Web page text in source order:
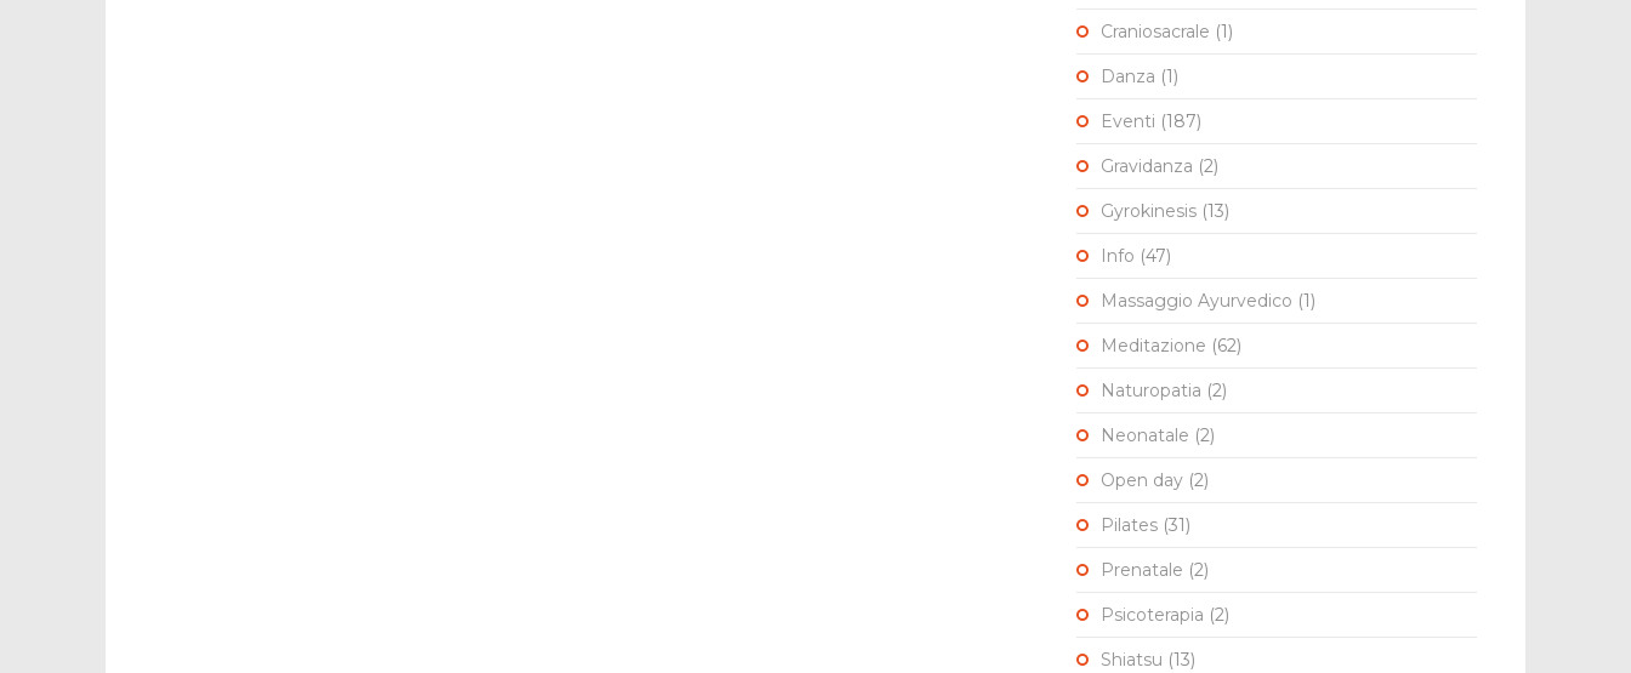
Craniosacrale (1)
Danza (1)
Eventi (187)
Gravidanza (2)
Gyrokinesis (13)
Info (47)
Massaggio Ayurvedico (1)
Meditazione (62)
Naturopatia (2)
Neonatale (2)
Open day (2)
Pilates (31)
Prenatale (2)
Psicoterapia (2)
Shiatsu (13)